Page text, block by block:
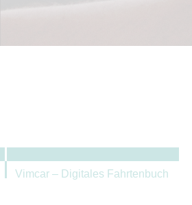
Vimcar – Digitales Fahrtenbuch